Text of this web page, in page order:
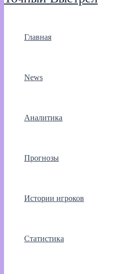
Главная
News
Аналитика
Прогнозы
Истории игроков
Статистика